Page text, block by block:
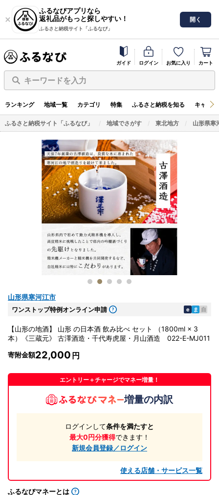
ふるなびアプリなら
返礼品がもっと探しやすい！
ふるさと納税サイト「ふるなび」
開く
ガイド ログイン お気に入り カート
キーワードを入力
ランキング 地域一覧 カテゴリ 特集 ふるさと納税を知る キャン
ふるさと納税サイト「ふるなび」 地域でさがす 東北地方 山形県寒
山形県寒河江市
ワンストップ特例オンライン申請 e ま 自
【山形の地酒】 山形 の日本酒 飲み比べ セット （1800ml × 3
本）《三蔵元》 古澤酒造・千代寿虎屋・月山酒造 022-E-MJ011
寄附金額22,000
エントリー＋チャージでマネー増量！
増量の内訳
ログインして条件を満たすと
最大0円分獲得できます！
新規会員登録／ログイン
使える店舗・サービス一覧
ふるなびマネーとは